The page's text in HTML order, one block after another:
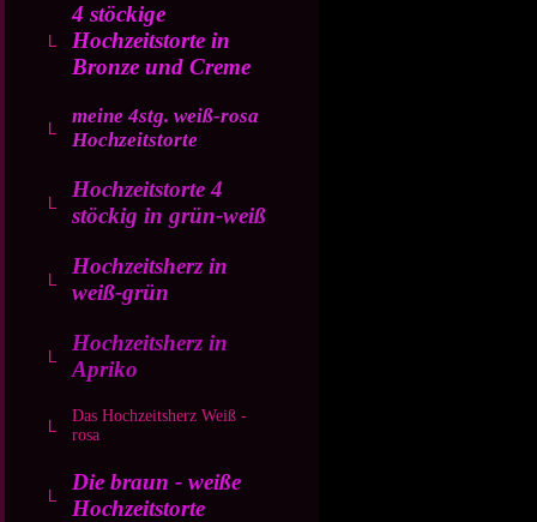
4 stöckige
Hochzeitstorte in
Bronze und Creme
meine 4stg. weiß-rosa
Hochzeitstorte
Hochzeitstorte 4
stöckig in grün-weiß
Hochzeitsherz in
weiß-grün
Hochzeitsherz in
Apriko
Das Hochzeitsherz Weiß -
rosa
Die braun - weiße
Hochzeitstorte